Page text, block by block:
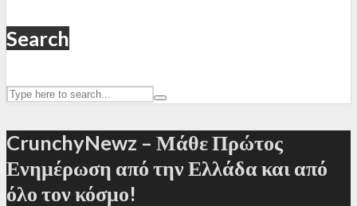
Search
CrunchyNewz – Μάθε Πρώτος
Ενημέρωση από την Ελλάδα και από
όλο τον κόσμο!